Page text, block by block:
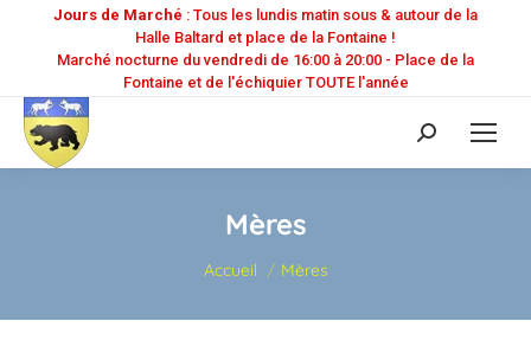
Jours de Marché : Tous les lundis matin sous & autour de la
Halle Baltard et place de la Fontaine !
Marché nocturne du vendredi de 16:00 à 20:00 - Place de la
Fontaine et de l'échiquier TOUTE l'année
Recherche
:
Mères
Vous êtes ici :
Accueil Mères